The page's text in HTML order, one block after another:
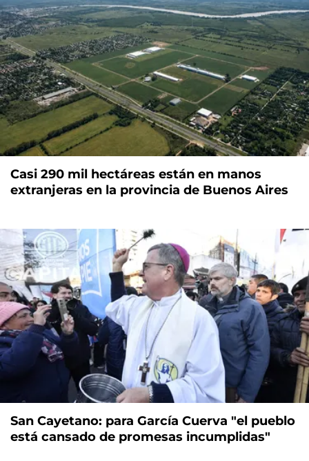
Casi 290 mil hectáreas están en manos
extranjeras en la provincia de Buenos Aires
San Cayetano: para García Cuerva "el pueblo
está cansado de promesas incumplidas"